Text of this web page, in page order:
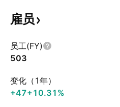
雇员
员工(FY)
503
变化（1年）
+47+10.31%